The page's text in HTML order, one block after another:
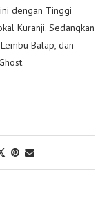
dengan Tinggi
Kuranji. Sedangkan
Balap, dan